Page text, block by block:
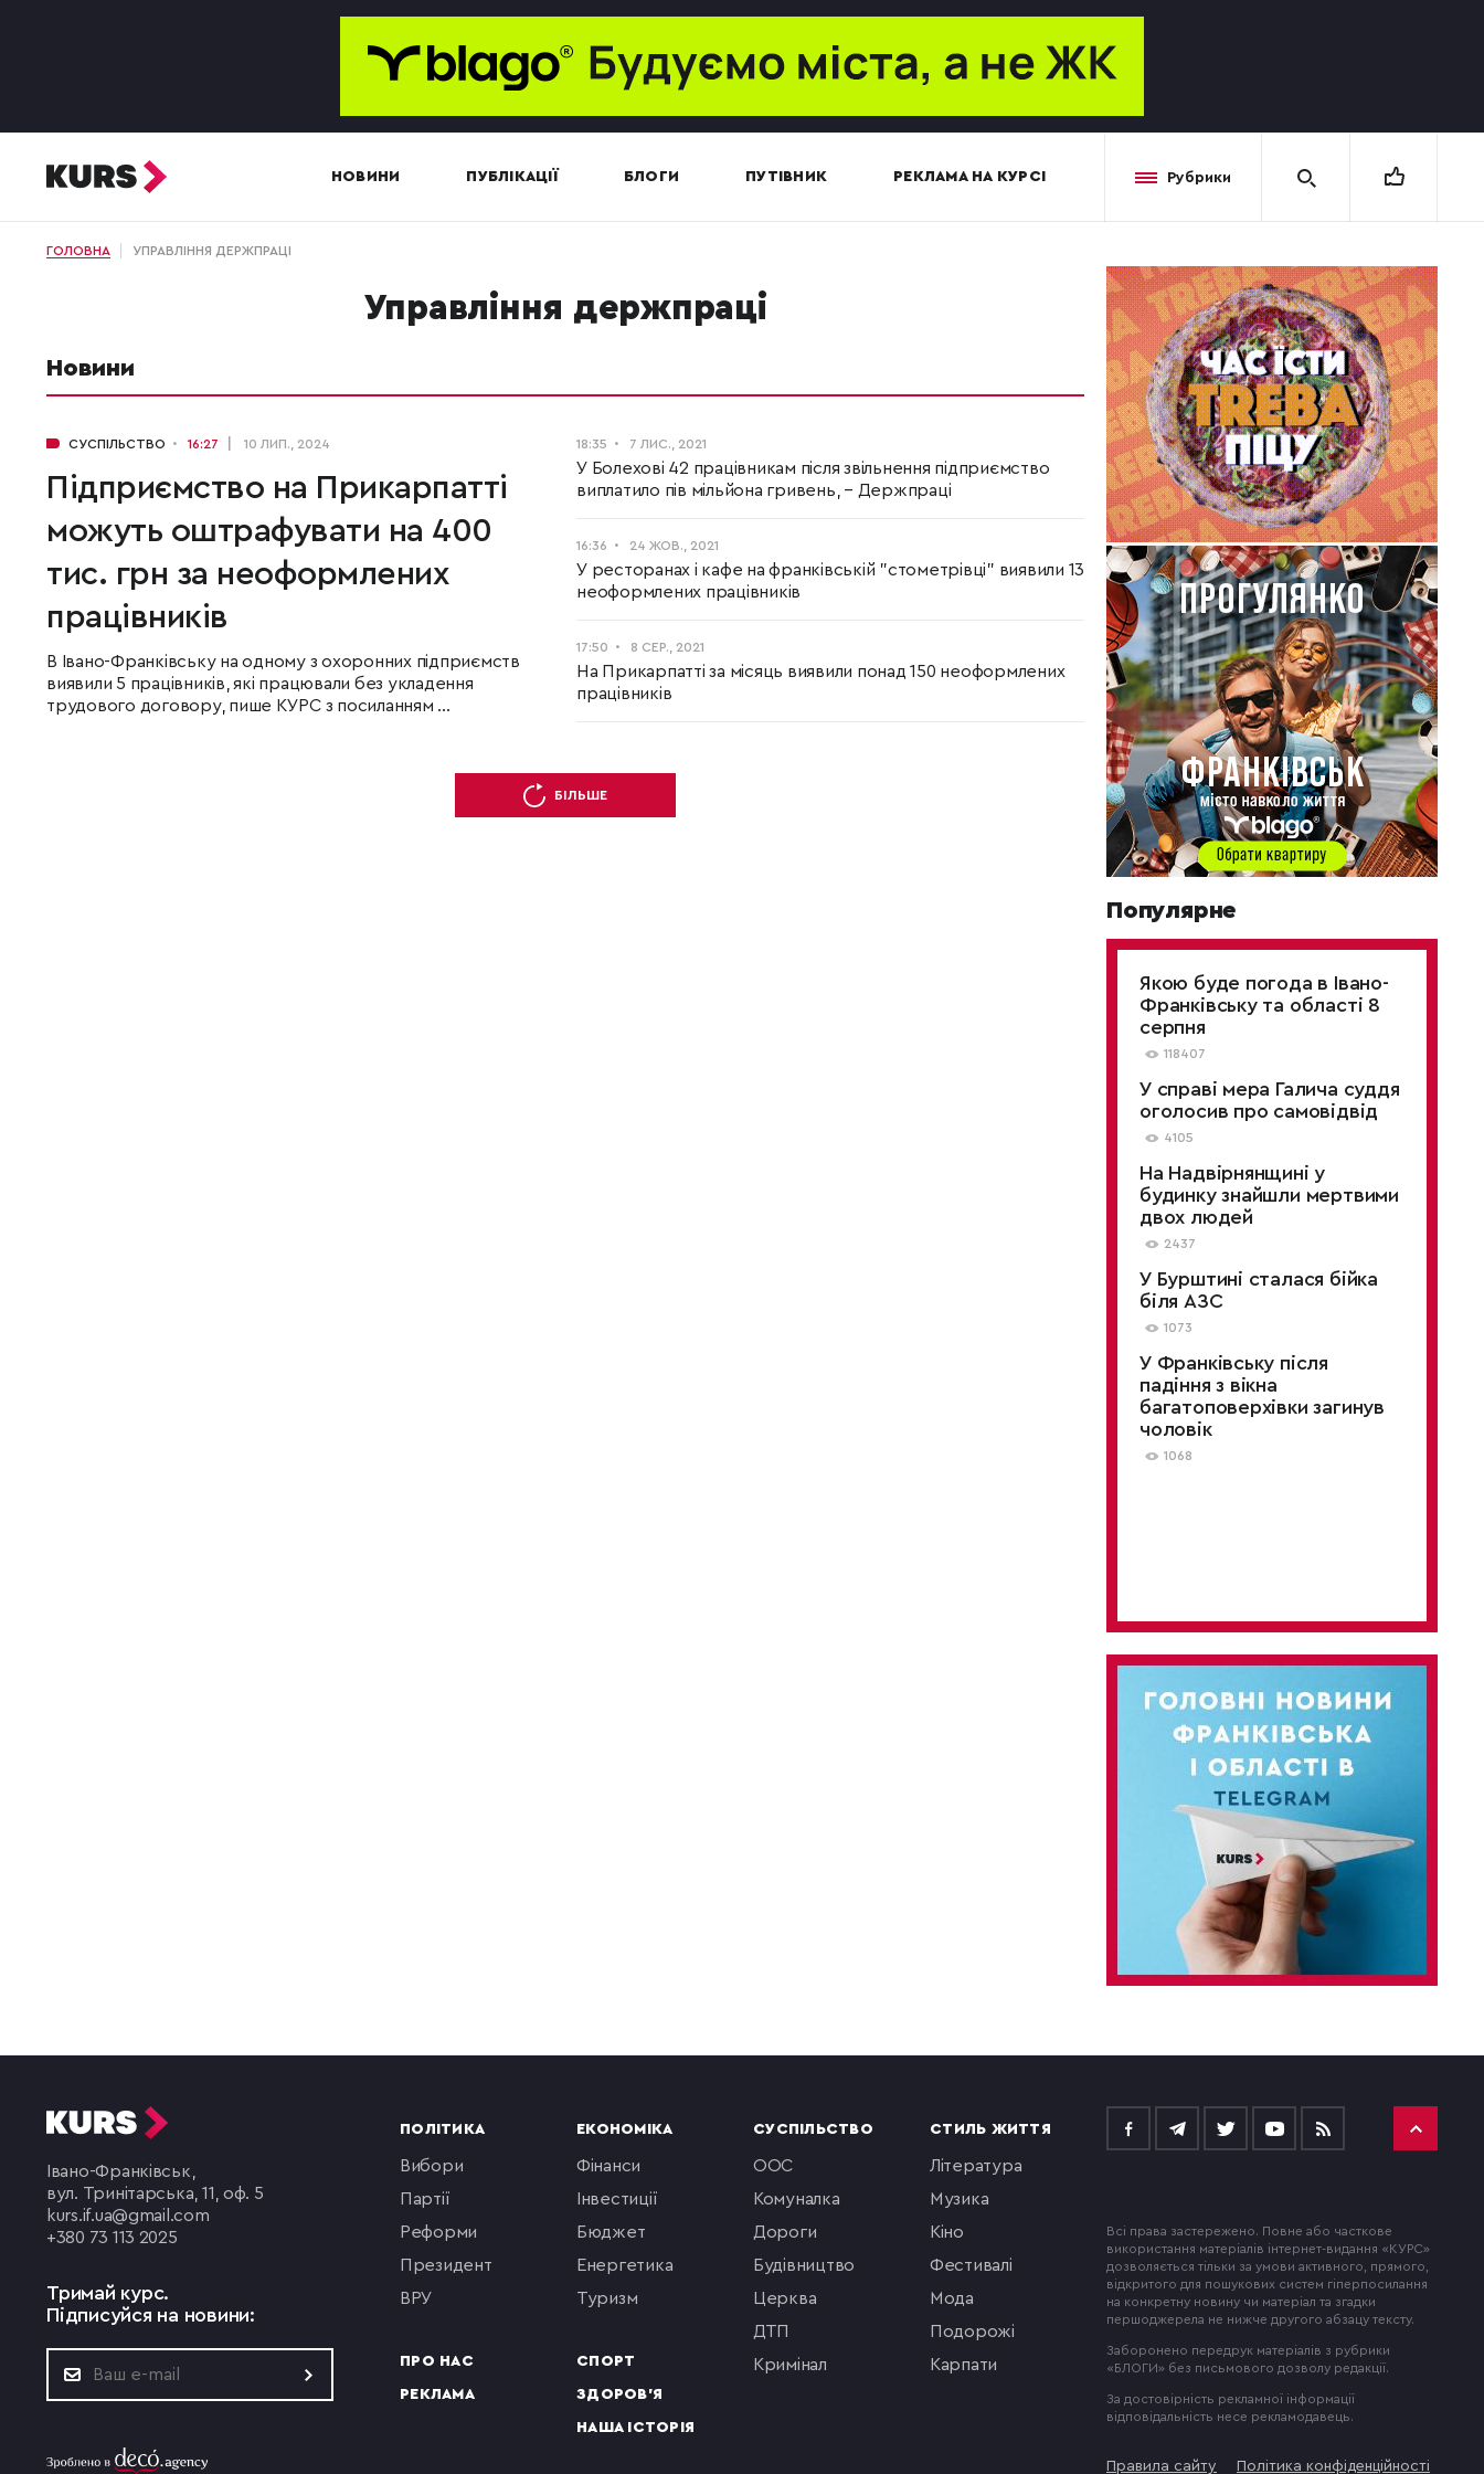
НОВИНИ ПУБЛІКАЦІЇ БЛОГИ ПУТІВНИК РЕКЛАМА НА КУРСІ Рубрики
ГОЛОВНА УПРАВЛІННЯ ДЕРЖПРАЦІ
Управління держпраці
Новини
СУСПІЛЬСТВО 16:27 10 ЛИП., 2024
Підприємство на Прикарпатті
можуть оштрафувати на 400
тис. грн за неоформлених
працівників
В Івано-Франківську на одному з охоронних підприємств
виявили 5 працівників, які працювали без укладення
трудового договору, пише КУРС з посиланням ...
18:35 7 ЛИС., 2021
У Болехові 42 працівникам після звільнення підприємство
виплатило пів мільйона гривень, – Держпраці
16:36 24 ЖОВ., 2021
У ресторанах і кафе на франківській "стометрівці" виявили 13
неоформлених працівників
17:50 8 СЕР., 2021
На Прикарпатті за місяць виявили понад 150 неоформлених
працівників
БІЛЬШЕ
Популярне
Якою буде погода в Івано-
Франківську та області 8
серпня
118407
У справі мера Галича суддя
оголосив про самовідвід
4105
На Надвірнянщині у
будинку знайшли мертвими
двох людей
2437
У Бурштині сталася бійка
біля АЗС
1073
У Франківську після
падіння з вікна
багатоповерхівки загинув
чоловік
1068
Івано-Франківськ,
вул. Тринітарська, 11, оф. 5
kurs.if.ua@gmail.com
+380 73 113 2025
Тримай курс.
Підписуйся на новини:
ПОЛІТИКА
вибори
партії
реформи
президент
ВРУ
ПРО НАС
РЕКЛАМА
ЕКОНОМІКА
фінанси
інвестиції
бюджет
енергетика
туризм
СПОРТ
ЗДОРОВ'Я
НАША ІСТОРІЯ
СУСПІЛЬСТВО
ООС
комуналка
Дороги
будівництво
церква
ДТП
кримінал
СТИЛЬ ЖИТТЯ
література
музика
кіно
фестивалі
мода
подорожі
Карпати
Всі права застережено. Повне або часткове
використання матеріалів інтернет-видання «КУРС»
дозволяється тільки за умови активного, прямого,
відкритого для пошукових систем гіперпосилання
на конкретну новину чи матеріал та згадки
першоджерела не нижче другого абзацу тексту.
Заборонено передрук матеріалів з рубрики
«БЛОГИ» без письмового дозволу редакції.
За достовірність рекламної інформації
відповідальність несе рекламодавець.
Правила сайту Політика конфіденційності